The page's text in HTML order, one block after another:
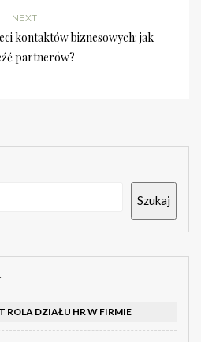
NEXT
kontaktów biznesowych: jak
partnerów?
Szukaj
ROLA DZIAŁU HR W FIRMIE